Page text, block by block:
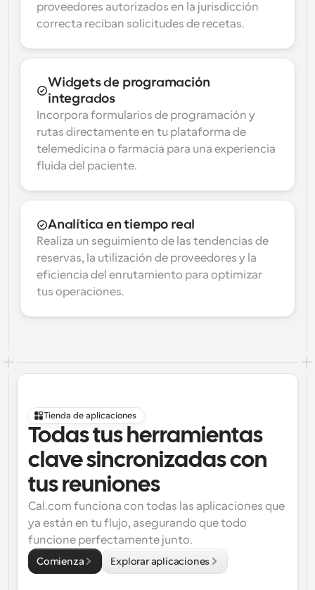
proveedores autorizados en la jurisdicción
correcta reciban solicitudes de recetas.
Widgets de programación
integrados
Incorpora formularios de programación y
rutas directamente en tu plataforma de
telemedicina o farmacia para una experiencia
fluida del paciente.
Analítica en tiempo real
Realiza un seguimiento de las tendencias de
reservas, la utilización de proveedores y la
eficiencia del enrutamiento para optimizar
tus operaciones.
Tienda de aplicaciones
Todas tus herramientas
clave sincronizadas con
tus reuniones
Cal.com funciona con todas las aplicaciones que
ya están en tu flujo, asegurando que todo
funcione perfectamente junto.
Comienza Explorar aplicaciones